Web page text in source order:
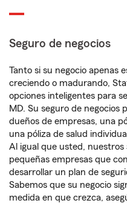
Seguro de negocios
Tanto si su negocio apenas
creciendo o madurando,
opciones inteligentes para
MD. Su seguro de negocios
dueños de empresas, una
una póliza de salud
Al igual que usted, nuestros
pequeñas empresas que
desarrollar un plan de
Sabemos que su negocio
medida en que crezca,